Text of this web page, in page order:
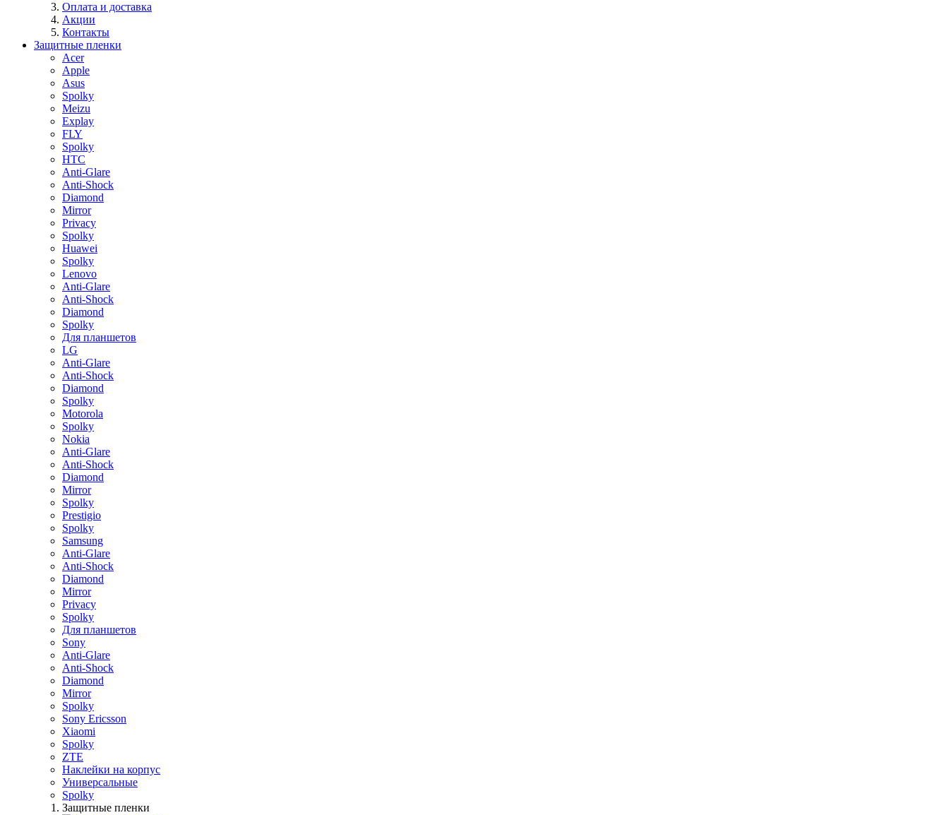
Оплата и доставка
Акции
Контакты
Защитные пленки
Acer
Apple
Asus
Spolky
Meizu
Explay
FLY
Spolky
HTC
Anti-Glare
Anti-Shock
Diamond
Mirror
Privacy
Spolky
Huawei
Spolky
Lenovo
Anti-Glare
Anti-Shock
Diamond
Spolky
Для планшетов
LG
Anti-Glare
Anti-Shock
Diamond
Spolky
Motorola
Spolky
Nokia
Anti-Glare
Anti-Shock
Diamond
Mirror
Spolky
Prestigio
Spolky
Samsung
Anti-Glare
Anti-Shock
Diamond
Mirror
Privacy
Spolky
Для планшетов
Sony
Anti-Glare
Anti-Shock
Diamond
Mirror
Spolky
Sony Ericsson
Xiaomi
Spolky
ZTE
Наклейки на корпус
Универсальные
Spolky
Защитные пленки